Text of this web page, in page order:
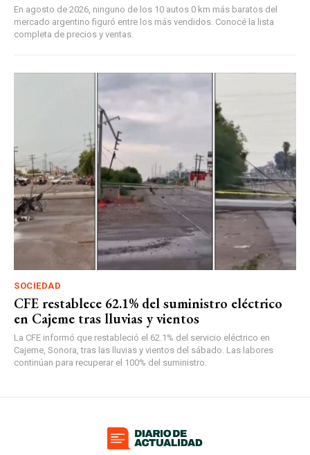
En agosto de 2026, ninguno de los 10 autos 0 km más baratos del
mercado argentino figuró entre los más vendidos. Conocé la lista
completa de precios y ventas.
SOCIEDAD
CFE restablece 62.1% del suministro eléctrico
en Cajeme tras lluvias y vientos
La CFE informó que restableció el 62.1% del servicio eléctrico en
Cajeme, Sonora, tras las lluvias y vientos del sábado. Las labores
continúan para recuperar el 100% del suministro.